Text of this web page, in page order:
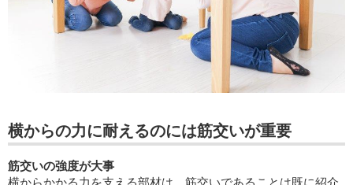
横からの力に耐えるのには筋交いが重要
筋交いの強度が大事